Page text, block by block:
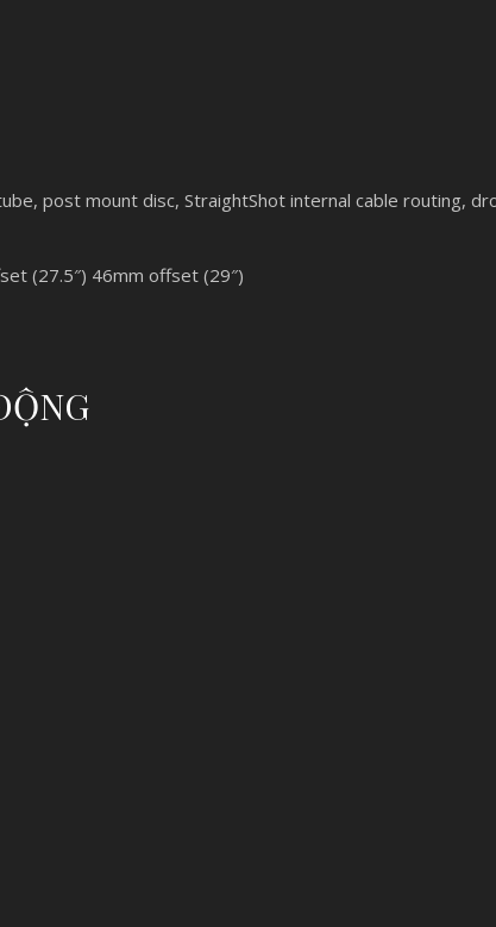
post mount disc, StraightShot internal cable routing,
(27.5″) 46mm offset (29″)